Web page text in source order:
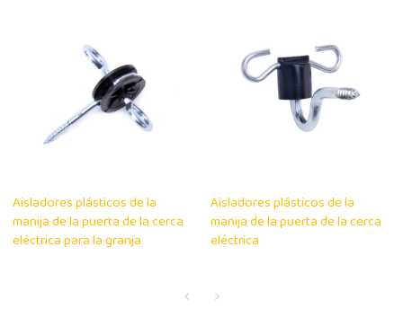
Aisladores plásticos de la
manija de la puerta de la cerca
eléctrica para la granja
Aisladores plásticos de la
manija de la puerta de la cerca
eléctrica